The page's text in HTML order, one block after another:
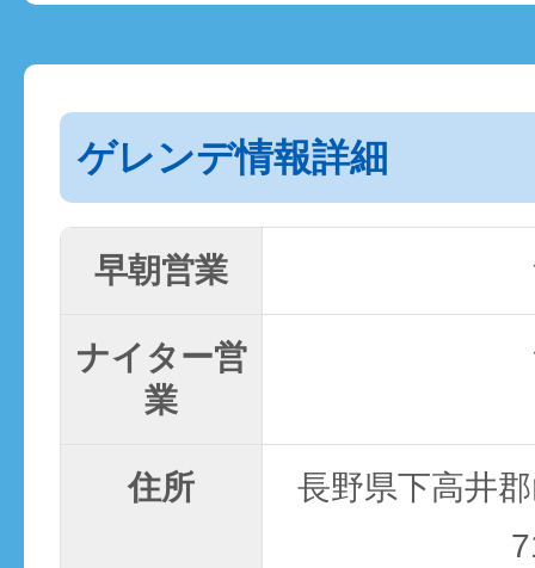
ゲレンデ情報詳細
早朝営業
ナイター営
業
住所
長野県下高井